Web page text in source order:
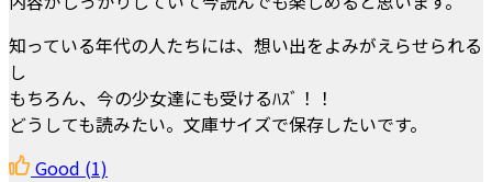
知っている年代の人たちには、想い出をよみがえらせられる
し
もちろん、今の少女達にも受けるﾊｽﾞ！！
どうしても読みたい。文庫サイズで保存したいです。
Good (1)